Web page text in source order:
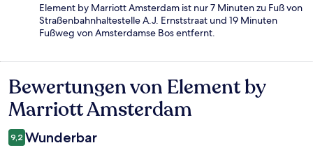
Element by Marriott Amsterdam ist nur 7 Minuten zu Fuß von
Straßenbahnhaltestelle A.J. Ernststraat und 19 Minuten
Fußweg von Amsterdamse Bos entfernt.
Bewertungen
Bewertungen von Element by
Marriott Amsterdam
9,2 Wunderbar